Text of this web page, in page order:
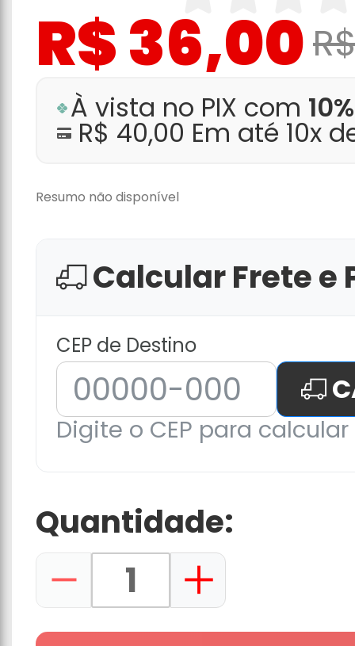
R$ 36,00
À vista no PIX com
R$ 40,00 Em até 10x
Resumo não disponível
Calcular Frete e
CEP de Destino
Digite o CEP para
Quantidade: